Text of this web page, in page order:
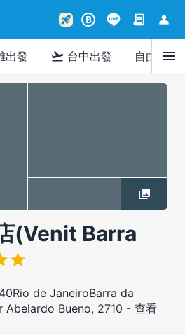
rocket_launch B contract person
出發 flight_takeoff 台中出發 自由行menu
(Venit Barra
de JaneiroBarra da
Abelardo Bueno, 2710 - 查看